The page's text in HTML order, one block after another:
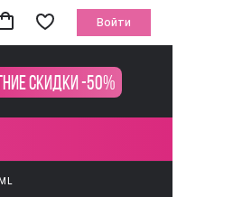
Войти
скидки -50%